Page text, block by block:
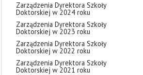
Zarządzenia Dyrektora Szkoły
Doktorskiej w 2024 roku
Zarządzenia Dyrektora Szkoły
Doktorskiej w 2023 roku
Zarządzenia Dyrektora Szkoły
Doktorskiej w 2022 roku
Zarządzenia Dyrektora Szkoły
Doktorskiej w 2021 roku